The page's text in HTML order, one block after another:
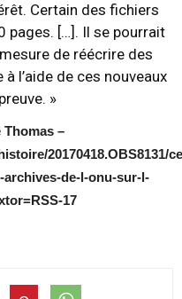
Certain des fichiers
pages. […]. Il se pourrait
de réécrire des
l’aide de ces nouveaux
»
Thomas –
20170418.OBS8131/
de-l-onu-sur-l-
17